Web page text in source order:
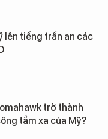
lên tiếng trấn an các
trở thành
tầm xa của Mỹ?